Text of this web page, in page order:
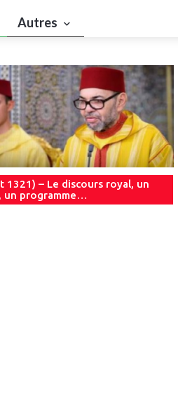
Autres
1321) – Le discours royal, un
un programme…